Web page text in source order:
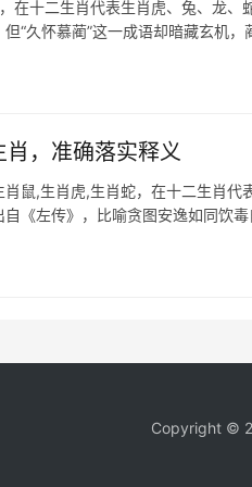
在十二生肖代表生肖虎、兔、龙
“久怀慕蔺”这一成语却暗藏玄机
，准确落实释义
鼠,生肖虎,生肖蛇，在十二生肖
自《左传》，比喻贪图安逸如同饮
Copyright ©